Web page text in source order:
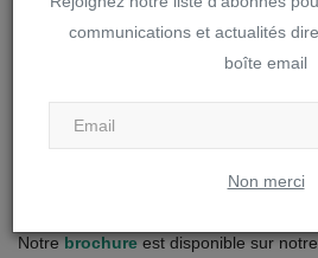
communications et actualités
boîte email
Non merci
Brochure « A la découverte
Notrebrochureest disponible sur